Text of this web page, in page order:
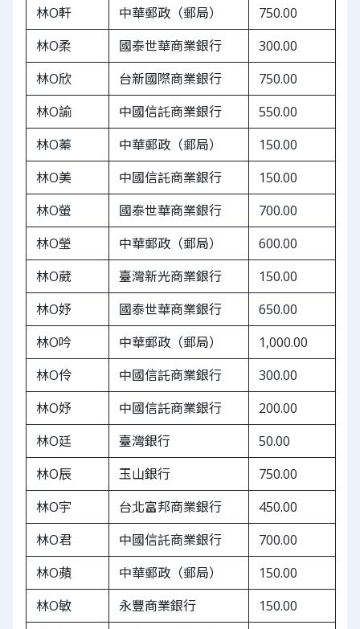
林O軒
中華郵政（郵局）
750.00
林O柔
國泰世華商業銀行
300.00
林O欣
台新國際商業銀行
750.00
林O諭
中國信託商業銀行
550.00
林O蓁
中華郵政（郵局）
150.00
林O美
中國信託商業銀行
150.00
林O螢
國泰世華商業銀行
700.00
林O瑩
中華郵政（郵局）
600.00
林O葳
臺灣新光商業銀行
150.00
林O妤
國泰世華商業銀行
650.00
林O吟
中華郵政（郵局）
1,000.00
林O伶
中國信託商業銀行
300.00
林O妤
中國信託商業銀行
200.00
林O廷
臺灣銀行
50.00
林O辰
玉山銀行
750.00
林O宇
台北富邦商業銀行
450.00
林O君
中國信託商業銀行
700.00
林O蘋
中華郵政（郵局）
150.00
林O敏
永豐商業銀行
150.00